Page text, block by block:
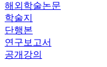
해외학술논문
학술지
단행본
연구보고서
공개강의